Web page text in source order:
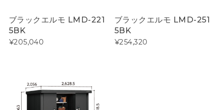
ブラックエルモ LMD-221
5BK
¥205,040
ブラックエルモ LMD-251
5BK
¥254,320